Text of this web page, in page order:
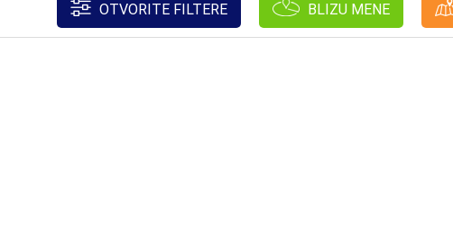
OTVORITE FILTERE BLIZU MENE